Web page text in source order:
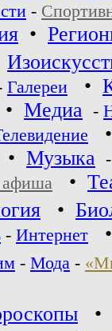
-
•
Галереи •
• Медиа -
• Музыка
афиша •
•
- Интернет
- Мода -
•